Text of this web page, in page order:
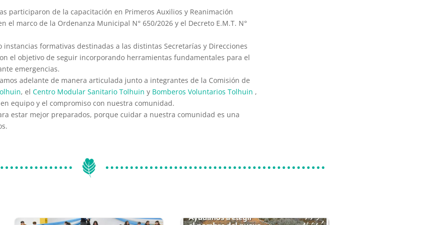
participaron de la capacitación en Primeros Auxilios y Reanimación
el marco de la Ordenanza Municipal N° 650/2026 y el Decreto E.M.T. N°
formativas destinadas a las distintas Secretarías y Direcciones
el objetivo de seguir incorporando herramientas fundamentales para el
emergencias.
adelante de manera articulada junto a integrantes de la Comisión de
, elCentro Modular Sanitario Tolhuin y Bomberos Voluntarios Tolhuin ,
equipo y el compromiso con nuestra comunidad.
estar mejor preparados, porque cuidar a nuestra comunidad es una